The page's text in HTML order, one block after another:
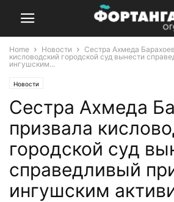
Home Новости
Сестра Ахмеда
кисловодский городской суд вынести
ингушским...
Новости
Сестра Ахмеда
призвала
городской суд
справедливый
ингушским